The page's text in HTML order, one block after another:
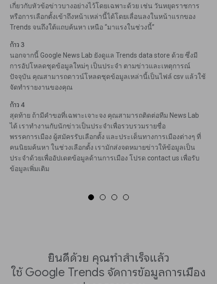
เกี่ยวกับหัวข้อข่าวบางอย่างไว้โดยเฉพาะด้วย เช่น วันหยุดราชการ
หรือการเลือกตั้งเข้าถึงหน้าเหล่านี้ได้โดยเลื่อนลงในหน้าแรกของ
Trends จนถึงใต้แถบค้นหา เหนือ “มาแรงในช่วงนี้”
ก้าว 3
นอกจากนี้ Google News Lab ยังดูแล Trends data store ด้วย ซึ่งมี
การอัปโหลดชุดข้อมูลใหม่ๆ เป็นประจำ ตามข่าวและเหตุการณ์
ปัจจุบัน คุณสามารถดาวน์โหลดชุดข้อมูลเหล่านี้เป็นไฟล์ csv แล้วใช้
จัดทำรายงานของคุณ
ก้าว 4
สุดท้าย ถ้ามีคำขอที่เฉพาะเจาะจง คุณสามารถติดต่อทีม News Lab
ได้ เราทำงานกับนักข่าวเป็นประจำเพื่อรวบรวมรายชื่อ
พรรคการเมือง ผู้สมัครรับเลือกตั้ง และประเด็นทางการเมืองต่างๆ ที่
คนนิยมค้นหา ในช่วงเลือกตั้ง เรามักส่งจดหมายข่าวให้ข้อมูลเป็น
ประจำด้วยเพื่ออัปเดตข้อมูลด้านการเมือง โปรด contact us เพื่อรับ
ข้อมูลเพิ่มเติม
ยินดีด้วย คุณทำสำเร็จแล้ว
ใช้ Google Trends จัดการข้อมูลการเมือง